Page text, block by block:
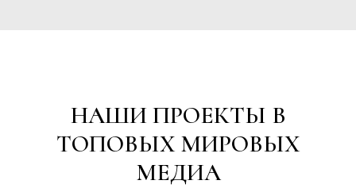
НАШИ ПРОЕКТЫ В
ТОПОВЫХ МИРОВЫХ
МЕДИА